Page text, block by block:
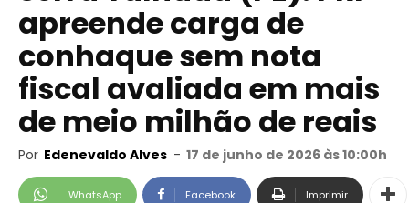
apreende carga de
conhaque sem nota
fiscal avaliada em mais
de meio milhão de reais
Por Edenevaldo Alves - 17 de junho de 2026 às 10:00h
WhatsApp Facebook Imprimir